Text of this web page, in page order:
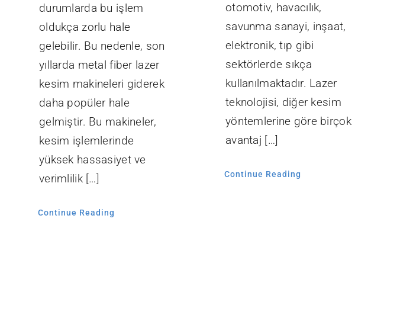
durumlarda bu işlem
oldukça zorlu hale
gelebilir. Bu nedenle, son
yıllarda metal fiber lazer
kesim makineleri giderek
daha popüler hale
gelmiştir. Bu makineler,
kesim işlemlerinde
yüksek hassasiyet ve
verimlilik […]
Continue Reading
otomotiv, havacılık,
savunma sanayi, inşaat,
elektronik, tıp gibi
sektörlerde sıkça
kullanılmaktadır. Lazer
teknolojisi, diğer kesim
yöntemlerine göre birçok
avantaj […]
Continue Reading